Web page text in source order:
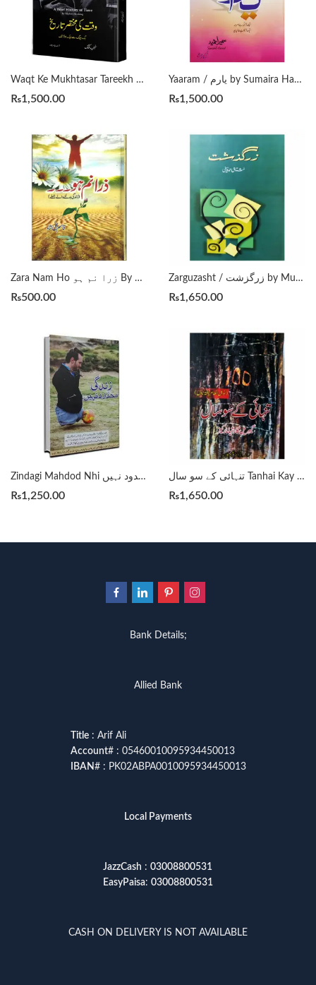
Waqt Ke Mukhtasar Tareekh by Stephen Hawking وقت کی مختصر تاریخ سٹیفن ہاکنگ
₨1,500.00
Yaaram / يارم by Sumaira Hameed
₨1,500.00
Zara Nam Ho زرا نم ہو By Qasim Ali Shah
₨500.00
Zarguzasht / زرگزشت by Mushtaq Ahmad Yousufi
₨1,650.00
Zindagi Mahdod Nhi زندگی محدود نہیں By Qasim Ali Shah
₨1,250.00
تنہائی کے سو سال Tanhai Kay 100 Saal Gabriel Garcia Marquez, Translated By Dr. Naeem Kalasra
₨1,650.00
Bank Details;
Allied Bank
Title: Arif Ali
Account# : 05460010095934450013
IBAN# : PK02ABPA0010095934450013
Local Payments
JazzCash : 03008800531
EasyPaisa: 03008800531
CASH ON DELIVERY IS NOT AVAILABLE